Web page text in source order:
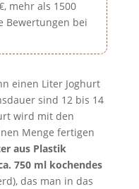
mehr als 1500
Bewertungen bei
einen Liter Joghurt
sind 12 bis 14
wird mit den
Menge fertigen
aus Plastik
750 ml kochendes
das man in das